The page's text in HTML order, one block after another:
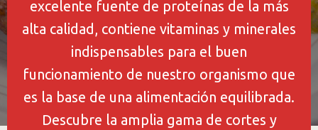
excelente fuente de proteínas de la más
alta calidad, contiene vitaminas y minerales
indispensables para el buen
funcionamiento de nuestro organismo que
es la base de una alimentación equilibrada.
Descubre la amplia gama de cortes y